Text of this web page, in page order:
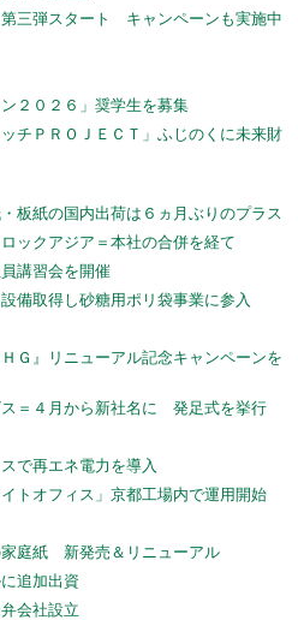
第三弾スタート キャンペーンも実施中
２０２６」奨学生を募集
チＰＲＯＪＥＣＴ」ふじのくに未来財
板紙の国内出荷は６ヵ月ぶりのプラス
ックアジア＝本社の合併を経て
講習会を開催
備取得し砂糖用ポリ袋事業に参入
Ｇ』リニューアル記念キャンペーンを
ス＝４月から新社名に 発足式を挙行
で再エネ電力を導入
トオフィス」京都工場内で運用開始
家庭紙 新発売＆リニューアル
追加出資
会社設立